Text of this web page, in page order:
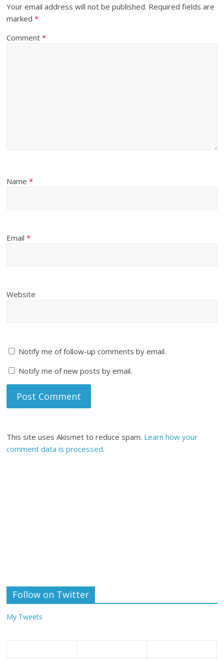
Your email address will not be published. Required fields are
marked*
Comment*
Name*
Email*
Website
Notify me of follow-up comments by email.
Notify me of new posts by email.
This site uses Akismet to reduce spam. Learn how your
comment data is processed.
Follow on Twitter
My Tweets